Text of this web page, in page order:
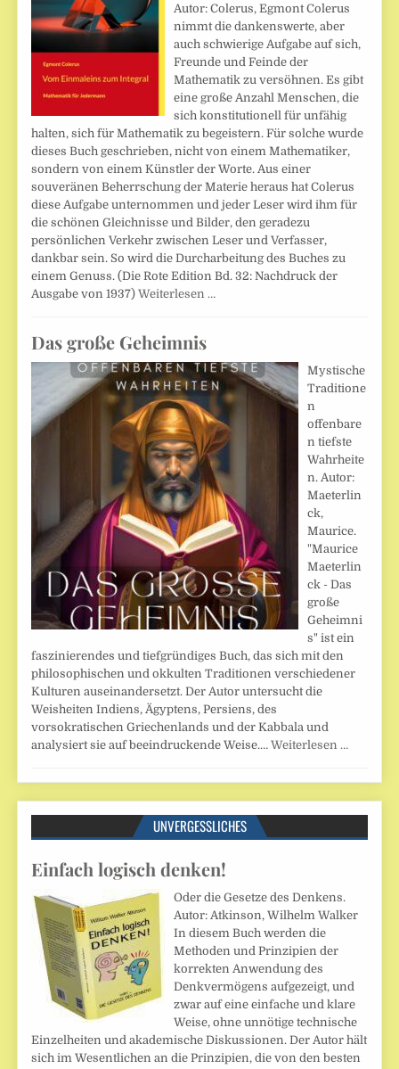
Autor: Colerus, Egmont Colerus
nimmt die dankenswerte, aber
auch schwierige Aufgabe auf sich,
Freunde und Feinde der
Mathematik zu versöhnen. Es gibt
eine große Anzahl Menschen, die
sich konstitutionell für unfähig
halten, sich für Mathematik zu begeistern. Für solche wurde
dieses Buch geschrieben, nicht von einem Mathematiker,
sondern von einem Künstler der Worte. Aus einer
souveränen Beherrschung der Materie heraus hat Colerus
diese Aufgabe unternommen und jeder Leser wird ihm für
die schönen Gleichnisse und Bilder, den geradezu
persönlichen Verkehr zwischen Leser und Verfasser,
dankbar sein. So wird die Durcharbeitung des Buches zu
einem Genuss. (Die Rote Edition Bd. 32: Nachdruck der
Ausgabe von 1937)Weiterlesen …
Das große Geheimnis
Mystische
Traditione
n
offenbare
n tiefste
Wahrheite
n. Autor:
Maeterlin
ck,
Maurice.
"Maurice
Maeterlin
ck - Das
große
Geheimni
s" ist ein
faszinierendes und tiefgründiges Buch, das sich mit den
philosophischen und okkulten Traditionen verschiedener
Kulturen auseinandersetzt. Der Autor untersucht die
Weisheiten Indiens, Ägyptens, Persiens, des
vorsokratischen Griechenlands und der Kabbala und
analysiert sie auf beeindruckende Weise.…Weiterlesen …
UNVERGESSLICHES
Einfach logisch denken!
Oder die Gesetze des Denkens.
Autor: Atkinson, Wilhelm Walker
In diesem Buch werden die
Methoden und Prinzipien der
korrekten Anwendung des
Denkvermögens aufgezeigt, und
zwar auf eine einfache und klare
Weise, ohne unnötige technische
Einzelheiten und akademische Diskussionen. Der Autor hält
sich im Wesentlichen an die Prinzipien, die von den besten